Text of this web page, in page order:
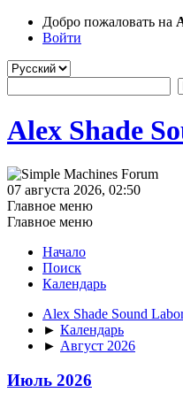
Добро пожаловать на
Войти
Alex Shade
07 августа 2026, 02:50
Главное меню
Главное меню
Начало
Поиск
Календарь
Alex Shade Sound
► Календарь
► Август 2026
Июль 2026